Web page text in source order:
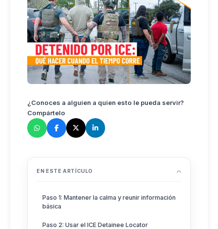
¿Conoces a alguien a quien esto le pueda servir?
Compártelo
EN ESTE ARTÍCULO
Paso 1: Mantener la calma y reunir información
básica
Paso 2: Usar el ICE Detainee Locator